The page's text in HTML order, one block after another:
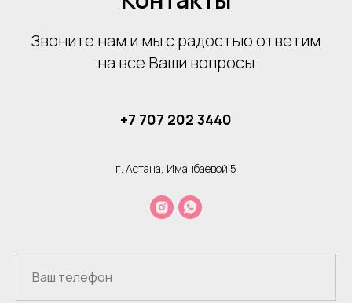
Звоните нам и мы с радостью ответим
на все Ваши вопросы
+7 707 202 3440
г. Астана, Иманбаевой 5